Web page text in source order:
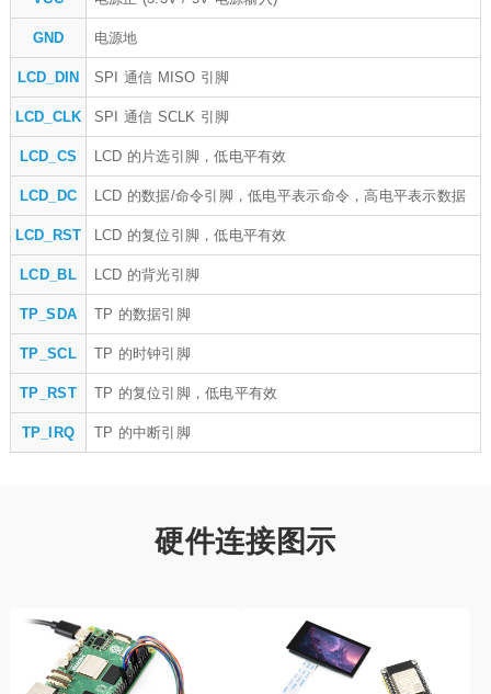
GND 电源地
LCD_DIN SPI 通信 MISO 引脚
LCD_CLK SPI 通信 SCLK 引脚
LCD_CS LCD 的片选引脚，低电平有效
LCD_DC LCD 的数据/命令引脚，低电平表示命令，高电平表示数据
LCD_RST LCD 的复位引脚，低电平有效
LCD_BL LCD 的背光引脚
TP_SDA TP 的数据引脚
TP_SCL TP 的时钟引脚
TP_RST TP 的复位引脚，低电平有效
TP_IRQ TP 的中断引脚
硬件连接图示